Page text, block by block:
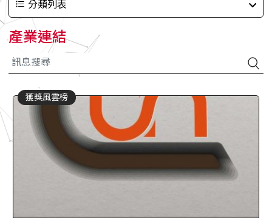
分類列表
產業連結
獲獎風雲榜